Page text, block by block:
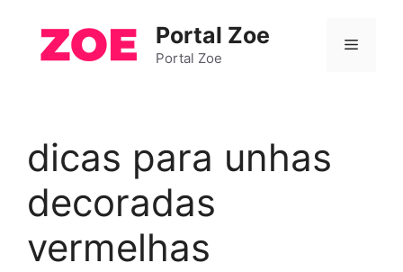
Portal Zoe
Portal Zoe
Menu
dicas para unhas
decoradas
vermelhas